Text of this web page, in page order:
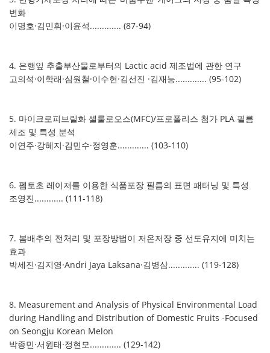
변화
이명호·김민휘·이윤석............. (87-94)
4. 은행잎 추출부산물로부터의 Lactic acid 제조법에 관한 연구
고의석·이학래·심원철·이수현·김선진 ·김재능............. (95-102)
5. 마이크로피브릴화 셀룰로오스(MFC)/프로폴리스 첨가 PLA 필름
제조 및 특성 분석
이연주·강혜지·김민수·정영훈............. (103-110)
6. 펨토초 레이저를 이용한 식품포장 필름의 표면 패터닝 및 특성
조영진............ (111-118)
7. 봄배추의 전처리 및 포장방법이 저온저장 중 선도유지에 미치는
효과
박세진·김지영·Andri Jaya Laksana·김병삼............. (119-128)
8. Measurement and Analysis of Physical Environmental Load
during Handling and Distribution of Domestic Fruits -Focused
on Seongju Korean Melon
박종민·서원태·정현모............. (129-142)